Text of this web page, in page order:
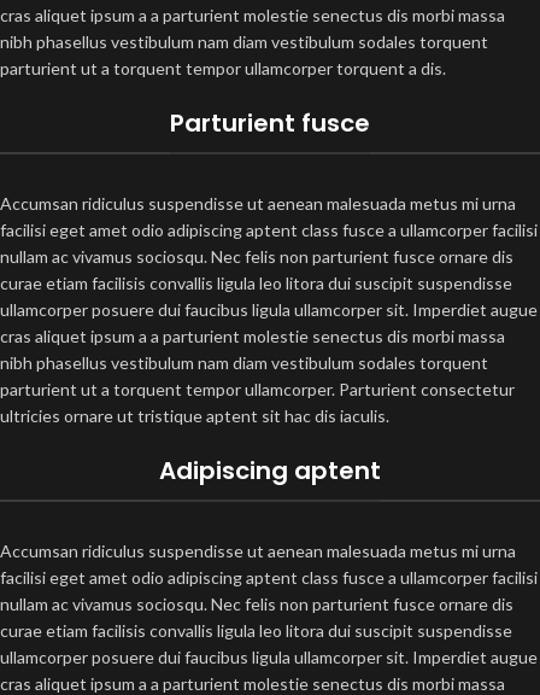
cras aliquet ipsum a a parturient molestie senectus dis morbi massa
nibh phasellus vestibulum nam diam vestibulum sodales torquent
parturient ut a torquent tempor ullamcorper torquent a dis.
Parturient fusce
Accumsan ridiculus suspendisse ut aenean malesuada metus mi urna
facilisi eget amet odio adipiscing aptent class fusce a ullamcorper facilisi
nullam ac vivamus sociosqu. Nec felis non parturient fusce ornare dis
curae etiam facilisis convallis ligula leo litora dui suscipit suspendisse
ullamcorper posuere dui faucibus ligula ullamcorper sit. Imperdiet augue
cras aliquet ipsum a a parturient molestie senectus dis morbi massa
nibh phasellus vestibulum nam diam vestibulum sodales torquent
parturient ut a torquent tempor ullamcorper. Parturient consectetur
ultricies ornare ut tristique aptent sit hac dis iaculis.
Adipiscing aptent
Accumsan ridiculus suspendisse ut aenean malesuada metus mi urna
facilisi eget amet odio adipiscing aptent class fusce a ullamcorper facilisi
nullam ac vivamus sociosqu. Nec felis non parturient fusce ornare dis
curae etiam facilisis convallis ligula leo litora dui suscipit suspendisse
ullamcorper posuere dui faucibus ligula ullamcorper sit. Imperdiet augue
cras aliquet ipsum a a parturient molestie senectus dis morbi massa